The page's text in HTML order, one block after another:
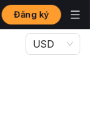
Đăng ký
USD